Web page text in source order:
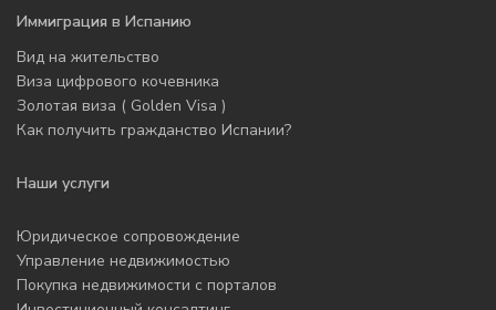
Иммиграция в Испанию
Вид на жительство
Виза цифрового кочевника
Золотая виза ( Golden Visa )
Как получить гражданство Испании?
Наши услуги
Юридическое сопровождение
Управление недвижимостью
Покупка недвижимости с порталов